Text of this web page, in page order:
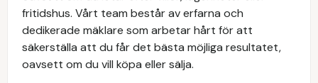
fritidshus. Vårt team består av erfarna och
dedikerade mäklare som arbetar hårt för att
säkerställa att du får det bästa möjliga resultatet,
oavsett om du vill köpa eller sälja.